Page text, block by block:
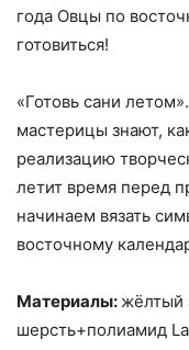
года Овцы по
готовиться!
«Готовь сани
мастерицы знают,
реализацию
летит время перед
начинаем вязать
восточному
Материалы: жёлтый
шерсть+полиамид